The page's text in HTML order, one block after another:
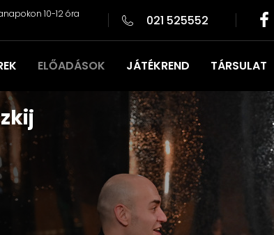
10-12 óra
021 525552
ELŐADÁSOK JÁTÉKREND TÁRSULAT